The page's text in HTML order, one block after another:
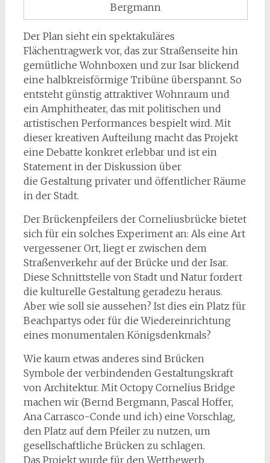
Bergmann
Der Plan sieht ein spektakuläres
Flächentragwerk vor, das zur Straßenseite hin
gemütliche Wohnboxen und zur Isar blickend
eine halbkreisförmige Tribüne überspannt. So
entsteht günstig attraktiver Wohnraum und
ein Amphitheater, das mit politischen und
artistischen Performances bespielt wird. Mit
dieser kreativen Aufteilung macht das Projekt
eine Debatte konkret erlebbar und ist ein
Statement in der Diskussion über
die Gestaltung privater und öffentlicher Räume
in der Stadt.
Der Brückenpfeilers der Corneliusbrücke bietet
sich für ein solches Experiment an: Als eine Art
vergessener Ort, liegt er zwischen dem
Straßenverkehr auf der Brücke und der Isar.
Diese Schnittstelle von Stadt und Natur fordert
die kulturelle Gestaltung geradezu heraus.
Aber wie soll sie aussehen? Ist dies ein Platz für
Beachpartys oder für die Wiedereinrichtung
eines monumentalen Königsdenkmals?
Wie kaum etwas anderes sind Brücken
Symbole der verbindenden Gestaltungskraft
von Architektur. Mit Octopy Cornelius Bridge
machen wir (Bernd Bergmann, Pascal Hoffer,
Ana Carrasco-Conde und ich) eine Vorschlag,
den Platz auf dem Pfeiler zu nutzen, um
gesellschaftliche Brücken zu schlagen.
Das Projekt wurde für den Wettbewerb